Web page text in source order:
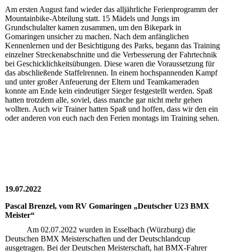
Am ersten August fand wieder das alljährliche Ferienprogramm der
Mountainbike-Abteilung statt. 15 Mädels und Jungs im
Grundschulalter kamen zusammen, um den Bikepark in
Gomaringen unsicher zu machen. Nach dem anfänglichen
Kennenlernen und der Besichtigung des Parks, begann das Training
einzelner Streckenabschnitte und die Verbesserung der Fahrtechnik
bei Geschicklichkeitsübungen. Diese waren die Voraussetzung für
das abschließende Staffelrennen. In einem hochspannenden Kampf
und unter großer Anfeuerung der Eltern und Teamkameraden
konnte am Ende kein eindeutiger Sieger festgestellt werden. Spaß
hatten trotzdem alle, soviel, dass manche gar nicht mehr gehen
wollten. Auch wir Trainer hatten Spaß und hoffen, dass wir den ein
oder anderen von euch nach den Ferien montags im Training sehen.
19.07.2022
Pascal Brenzel, vom RV Gomaringen „Deutscher U23 BMX
Meister“
Am 02.07.2022 wurden in Esselbach (Würzburg) die
Deutschen BMX Meisterschaften und der Deutschlandcup
ausgetragen. Bei der Deutschen Meisterschaft, hat BMX-Fahrer